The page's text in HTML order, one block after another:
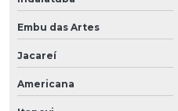
Embu das Artes
Jacareí
Americana